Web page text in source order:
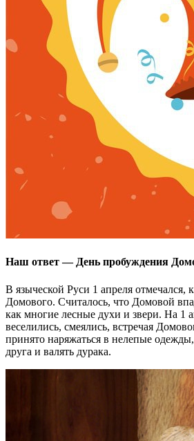
Наш ответ — День пробуждения
В языческой Руси 1 апреля отмечался,
Домового. Считалось, что Домовой
как многие лесные духи и звери. На 1
веселились, смеялись, встречая
принято наряжаться в нелепые
друга и валять дурака.